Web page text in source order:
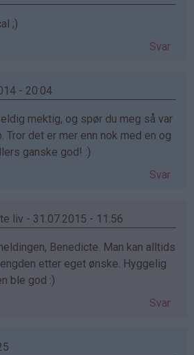
;)
Svar
- 20:04
mektig, og spør du meg så var
Tror det er mer enn nok med en og
ganske god! :)
Svar
liv - 31.07.2015 - 11:56
Benedicte. Man kan alltids
etter eget ønske. Hyggelig
ble god :)
Svar